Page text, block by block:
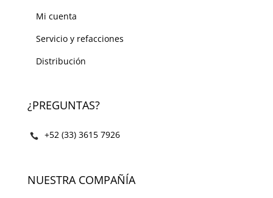
Mi cuenta
Servicio y refacciones
Distribución
¿PREGUNTAS?
+52 (33) 3615 7926
NUESTRA COMPAÑÍA